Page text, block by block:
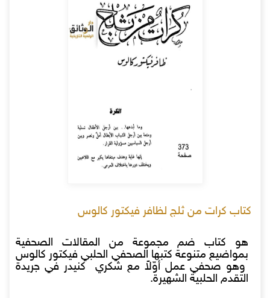
كتاب كرات من ثلج لظافر فيكتور كالوس
هو كتاب ضم مجموعة من المقالات الصحفية
بمواضيع متنوعة كتبها الصحفي الحلبي فيكتور كالوس
وهو صحفي عمل أوّلاً مع شكري كنيدر في جريدة
التقدم الحلبية الشهيرة.